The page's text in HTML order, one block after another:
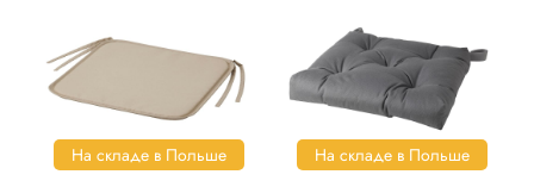
ОСВЕЩЕНИЕ
КУЛИНАРИЯ И СТОЛОВАЯ
ПОСУДА
На складе в Польше На складе в Польше